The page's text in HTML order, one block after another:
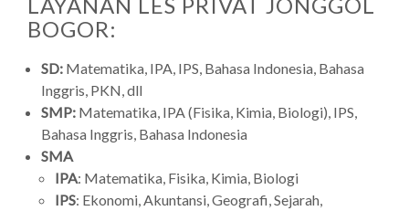
BOGOR:
SD: Matematika, IPA, IPS, Bahasa Indonesia, Bahasa
Inggris, PKN, dll
SMP: Matematika, IPA (Fisika, Kimia, Biologi), IPS,
Bahasa Inggris, Bahasa Indonesia
SMA
IPA: Matematika, Fisika, Kimia, Biologi
IPS: Ekonomi, Akuntansi, Geografi, Sejarah,